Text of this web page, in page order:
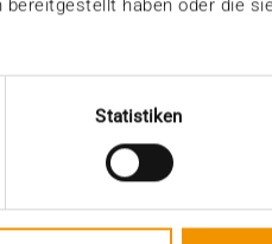
haben oder die
Statistiken
erfüllen also
als